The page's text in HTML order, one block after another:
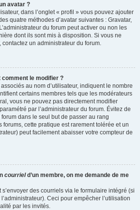
avatar ?
dans l’onglet « profil » vous pouvez ajouter
quatre méthodes d’avatar suivantes : Gravatar,
du forum peut activer ou non les
dont ils sont mis à disposition. Si vous ne
contactez un administrateur du forum.
comment le modifier ?
au nom d’utilisateur, indiquent le nombre
certains membres tels que les modérateurs
vous ne pouvez pas directement modifier
par l’administrateur du forum. Évitez de
dans le seul but de passer au rang
forums, cette pratique est rarement tolérée et un
peut facilement abaisser votre compteur de
courrield’un membre, on me demande de me
des courriels via le formulaire intégré (si
Ceci pour empêcher l’utilisation
par les invités.